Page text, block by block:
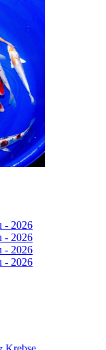
- 2026
- 2026
- 2026
- 2026